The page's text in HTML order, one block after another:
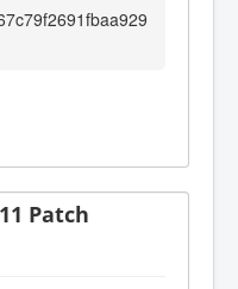
Patch